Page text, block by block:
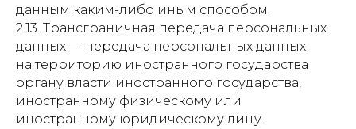
данным каким-либо иным способом.
2.13. Трансграничная передача персональных
данных — передача персональных данных
на территорию иностранного государства
органу власти иностранного государства,
иностранному физическому или
иностранному юридическому лицу.